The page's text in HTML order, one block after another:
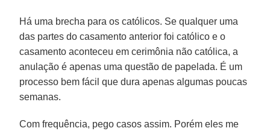
Há uma brecha para os católicos. Se qualquer uma
das partes do casamento anterior foi católico e o
casamento aconteceu em cerimônia não católica, a
anulação é apenas uma questão de papelada. É um
processo bem fácil que dura apenas algumas poucas
semanas.
Com frequência, pego casos assim. Porém eles me